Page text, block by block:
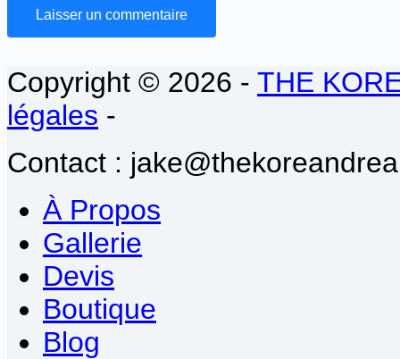
Laisser un commentaire
Copyright © 2026 - THE
légales -
Contact :
À Propos
Gallerie
Devis
Boutique
Blog